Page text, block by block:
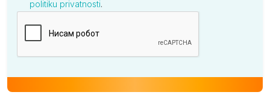
politiku privatnosti.